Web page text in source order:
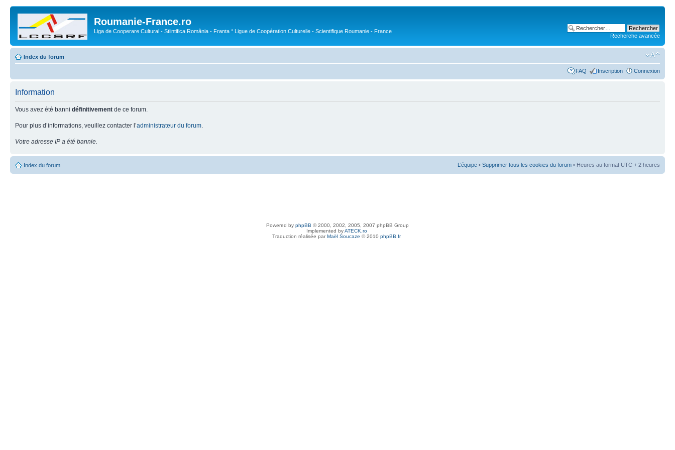
Roumanie-France.ro
Liga de Cooperare Cultural - Stiintifica România - Franta * Ligue de Coopération Culturelle - Scientifique Roumanie - France
Recherche avancée
Index du forum
FAQ Inscription Connexion
Information
Vous avez été banni définitivement de ce forum.
Pour plus d’informations, veuillez contacter l’administrateur du forum
Votre adresse IP a été bannie.
Index du forum L’équipe • Supprimer tous les cookies du forum • Heures au format UTC + 2 heures
Powered by phpBB © 2000, 2002, 2005, 2007 phpBB Group
Implemented byATECK.ro
Traduction réalisée parMaël Soucaze © 2010 phpBB.fr